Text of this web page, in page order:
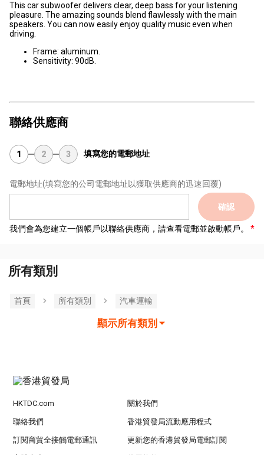
This car subwoofer delivers clear, deep bass for your listening
pleasure. The amazing sounds blend flawlessly with the main
speakers. You can now easily enjoy quality music even when
driving.
Frame: aluminum.
Sensitivity: 90dB.
聯絡供應商
1 2 3 填寫您的電郵地址
電郵地址(填寫您的公司電郵地址以獲取供應商的迅速回覆)
確認
我們會為您建立一個帳戶以聯絡供應商，請查看電郵並啟動帳戶。
所有類別
首頁 所有類別 汽車運輸
顯示所有類別
HKTDC.com 關於我們
聯絡我們 香港貿發局流動應用程式
訂閱商貿全接觸電郵通訊 更新您的香港貿發局電郵訂閱